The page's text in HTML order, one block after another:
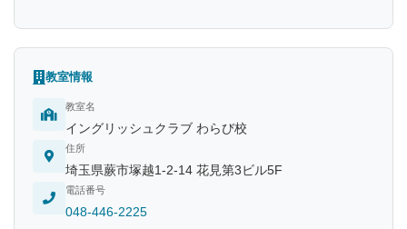
教室情報
教室名
イングリッシュクラブ わらび校
住所
埼玉県蕨市塚越1-2-14 花見第3ビル5F
電話番号
048-446-2225